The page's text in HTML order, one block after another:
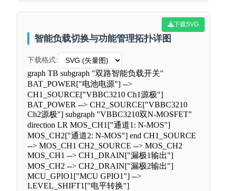
下载SVG
智能负载切换与功能管理拓扑详图
下载格式:
graph TB subgraph "双路智能负载开关"
BAT_POWER["电池电源"] -->
CH1_SOURCE["VBBC3210 Ch1源极"]
BAT_POWER --> CH2_SOURCE["VBBC3210
Ch2源极"] subgraph "VBBC3210双N-MOSFET"
direction LR MOS_CH1["通道1: N-MOS"]
MOS_CH2["通道2: N-MOS"] end CH1_SOURCE
--> MOS_CH1 CH2_SOURCE --> MOS_CH2
MOS_CH1 --> CH1_DRAIN["漏极1输出"]
MOS_CH2 --> CH2_DRAIN["漏极2输出"]
MCU_GPIO1["MCU GPIO1"] -->
LEVEL_SHIFT1["电平转换"]